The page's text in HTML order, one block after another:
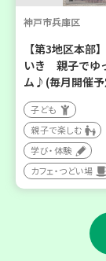
神戸市兵庫区
【第3地区本部
いき 親子でゆ
ム♪(毎月開催
子ども
親子で楽しむ
学び・体験
カフェ・つどい場